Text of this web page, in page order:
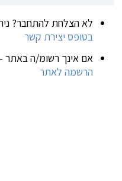
לא הצלחת להתחבר?
בטופס יצירת קשר
אם אינך רשומ/ה באתר
הרשמה לאתר